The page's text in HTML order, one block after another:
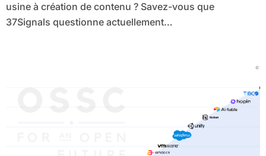
usine à création de contenu ? Savez-vous que
37Signals questionne actuellement…